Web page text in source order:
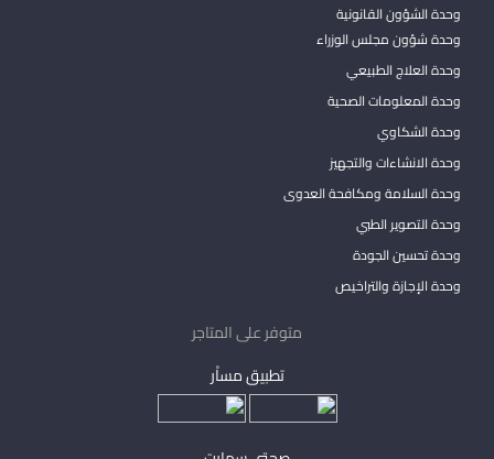
وحدة الشؤون القانونية
وحدة شؤون مجلس الوزراء
وحدة العلاج الطبيعي
وحدة المعلومات الصحية
وحدة الشكاوي
وحدة الانشاءات والتجهيز
وحدة السلامة ومكافحة العدوى
وحدة التصوير الطبي
وحدة تحسين الجودة
وحدة الإجازة والتراخيص
متوفر على المتاجر
تطبيق مساْر